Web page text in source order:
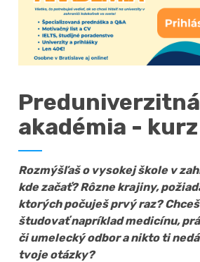
Preduniverzitná
akadémia - kurz
Rozmýšľaš o vysokej škole v
kde začať? Rôzne krajiny,
ktorých počuješ prvý raz?
študovať napríklad medicínu,
či umelecký odbor a nikto ti
tvoje otázky?